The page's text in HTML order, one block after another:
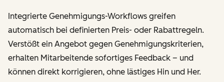
Integrierte Genehmigungs-Workflows greifen
automatisch bei definierten Preis- oder Rabattregeln.
Verstößt ein Angebot gegen Genehmigungskriterien,
erhalten Mitarbeitende sofortiges Feedback – und
können direkt korrigieren, ohne lästiges Hin und Her.